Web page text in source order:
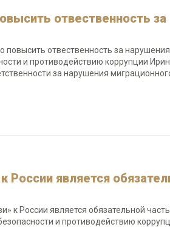
отвественность
отвественность за
и противодействию коррупции
за нарушения
России является
к России является обязательной
и противодействию